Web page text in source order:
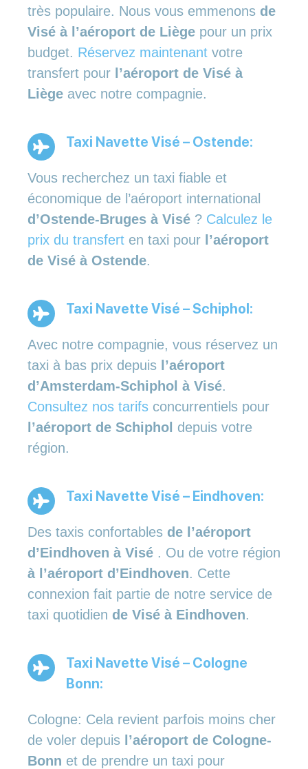
très populaire. Nous vous emmenons de
Visé à l’aéroport de Liège pour un prix
budget. Réservez maintenant votre
transfert pour l’aéroport de Visé à
Liège avec notre compagnie.
Taxi Navette Visé – Ostende:
Vous recherchez un taxi fiable et
économique de l’aéroport international
d’Ostende-Bruges à Visé ? Calculez le
prix du transfert en taxi pour l’aéroport
de Visé à Ostende.
Taxi Navette Visé – Schiphol:
Avec notre compagnie, vous réservez un
taxi à bas prix depuis l’aéroport
d’Amsterdam-Schiphol à Visé.
Consultez nos tarifs concurrentiels pour
l’aéroport de Schiphol depuis votre
région.
Taxi Navette Visé – Eindhoven:
Des taxis confortables de l’aéroport
d’Eindhoven à Visé . Ou de votre région
à l’aéroport d’Eindhoven. Cette
connexion fait partie de notre service de
taxi quotidien de Visé à Eindhoven.
Taxi Navette Visé – Cologne
Bonn:
Cologne: Cela revient parfois moins cher
de voler depuis l’aéroport de Cologne-
Bonn et de prendre un taxi pour